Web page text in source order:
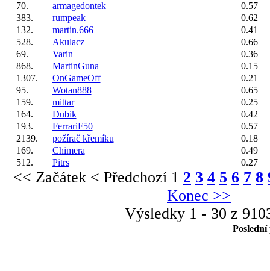
70.
armagedontek
0.57
383.
rumpeak
0.62
132.
martin.666
0.41
528.
Akulacz
0.66
69.
Varin
0.36
868.
MartinGuna
0.15
1307.
OnGameOff
0.21
95.
Wotan888
0.65
159.
mittar
0.25
164.
Dubik
0.42
193.
FerrariF50
0.57
2139.
požírač křemíku
0.18
169.
Chimera
0.49
512.
Pitrs 0.27
<< Začátek < Předchozí 1 2 3 4 5 6 7 8
Konec >>
Výsledky 1 - 30 z